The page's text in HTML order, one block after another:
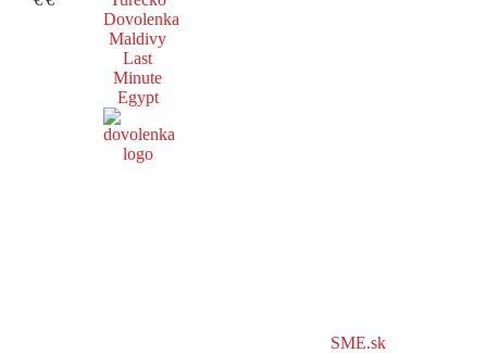
Dovolenka
Maldivy
Last
Minute
Egypt
SME.sk